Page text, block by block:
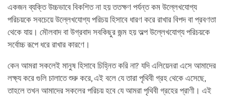
একজন ব্যক্তি উচ্চভাবে বিকশিত না হয় ততক্ষণ পর্যন্ত কম উল্লেখযোগ্য
পরিচয়কে সবচেয়ে উল্লেখযোগ্য পরিচয় হিসাবে ধারণ করে রাখার বিপদ বা প্রবণতা
থেকে যায়। মৌলবাদ বা উগ্রবাদ সবকিছুর জন্ম হয় অল্প উল্লেখযোগ্য পরিচয়কে
সর্বোচ্চ রূপে ধরে রাখার কারণে।
কেন আমরা সকলেই মানুষ হিসাবে চিহ্নিত করি না? যদি এলিয়েনরা এসে আমাদের
লক্ষ্য করে গুলি চালাতে শুরু করে, এই বলে যে তারা পৃথিবী গ্রহ থেকে এসেছে,
তাহলে তখন আমাদের সকলের পরিচয় হবে যে আমরা পৃথিবী গ্রহের প্রাণী। এই